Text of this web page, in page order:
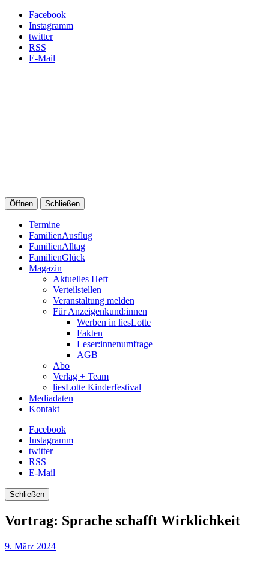
Facebook
Instagramm
twitter
RSS
E-Mail
Öffnen Schließen
Termine
FamilienAusflug
FamilienAlltag
FamilienGlück
Magazin
Aktuelles Heft
Verteilstellen
Veranstaltung melden
Für Anzeigenkund:innen
Werben in liesLotte
Fakten
Leser:innenumfrage
AGB
Abo
Verlag + Team
liesLotte Kinderfestival
Mediadaten
Kontakt
Facebook
Instagramm
twitter
RSS
E-Mail
Schließen
Vortrag: Sprache schafft Wirklichkeit
9. März 2024